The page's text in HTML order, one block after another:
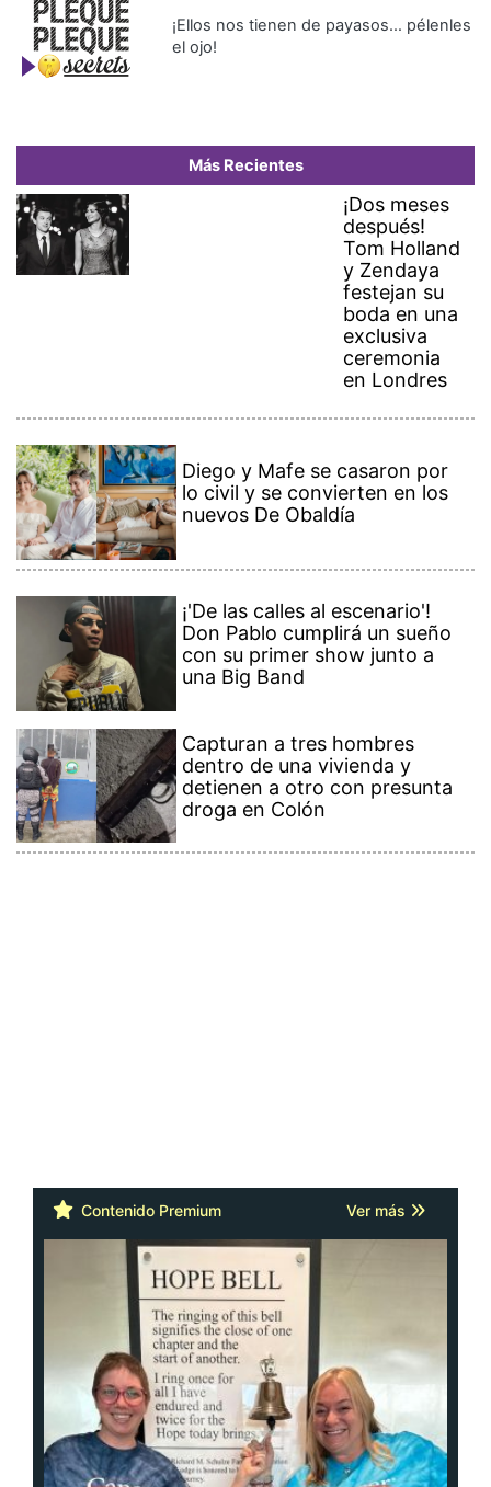
¡Ellos nos tienen de payasos… pélenles
el ojo!
Más Recientes
¡Dos meses
después!
Tom Holland
y Zendaya
festejan su
boda en una
exclusiva
ceremonia
en Londres
Diego y Mafe se casaron por
lo civil y se convierten en los
nuevos De Obaldía
¡'De las calles al escenario'!
Don Pablo cumplirá un sueño
con su primer show junto a
una Big Band
Capturan a tres hombres
dentro de una vivienda y
detienen a otro con presunta
droga en Colón
Contenido Premium Ver más